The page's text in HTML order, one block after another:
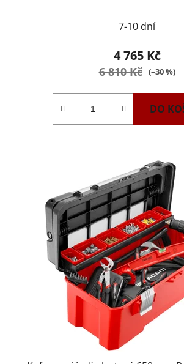
7-10 dní
4 765 Kč
6 810 Kč (–30 %)
DO